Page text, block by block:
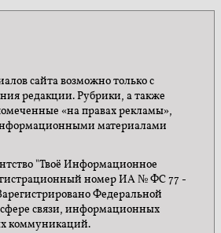
сайта возможно только с
редакции. Рубрики, а также
«на правах рекламы»,
материалами
"Твоё Информационное
номер ИА № ФС 77 -
Федеральной
связи, информационных
коммуникаций.